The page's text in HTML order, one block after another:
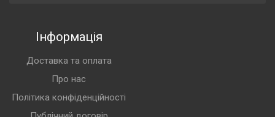
Інформація
Доставка та оплата
Про нас
Політика конфіденційності